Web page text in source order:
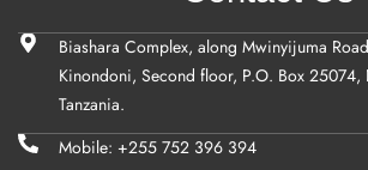
Biashara Complex, along Mwinyijuma
Kinondoni, Second floor, P.O. Box 25074,
Tanzania.
Mobile: +255 752 396 394